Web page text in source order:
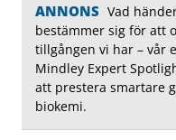
ANNONS Vad
bestämmer sig för att
tillgången vi har – vår
Mindley Expert
att prestera smartare
biokemi.